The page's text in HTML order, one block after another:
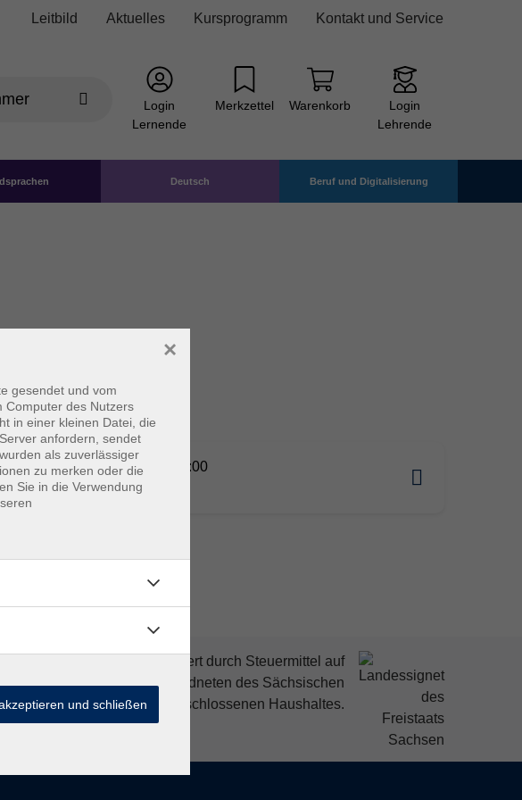
Leitbild Aktuelles Kursprogramm Kontakt und Service
Login
Lernende
Merkzettel Warenkorb
Login
Lehrende
Deutsch Beruf und Digitalisierung
Di. 08.09.2026 18:00
Chemnitz
wird mitfinanziert durch Steuermittel auf
des von den Abgeordneten des Sächsischen
Landtags beschlossenen Haushaltes.
gesendet und vom
Computer des Nutzers
in einer kleinen Datei, die
anfordern, sendet
als zuverlässiger
zu merken oder die
Sie in die Verwendung
×
und schließen